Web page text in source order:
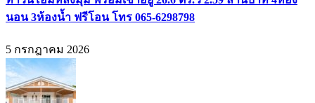
นอน 3ห้องน้ำ ฟรีโอน โทร 065-6298798
5 กรกฎาคม 2026